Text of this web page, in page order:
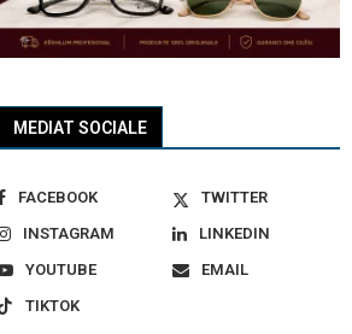
MEDIAT SOCIALE
FACEBOOK
TWITTER
INSTAGRAM
LINKEDIN
YOUTUBE
EMAIL
TIKTOK